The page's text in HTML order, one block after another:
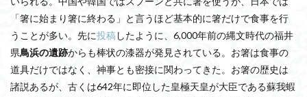
「箸に始まり箸に終わる」と言うほど基本的に箸だけで食事を行
うことが多い。先に投稿したように、6,000年前の縄文時代の福井
県鳥浜の遺跡からも棒状の漆器が発見されている。お箸は食事の
道具だけではなく、神事とも密接に関わってきた。お箸の歴史は
諸説あるが、古くは642年に即位した皇極天皇が大臣である蘇我蝦